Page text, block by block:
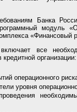
Банка
модуль
«Финансовый
все
организации:
операционного
уровня